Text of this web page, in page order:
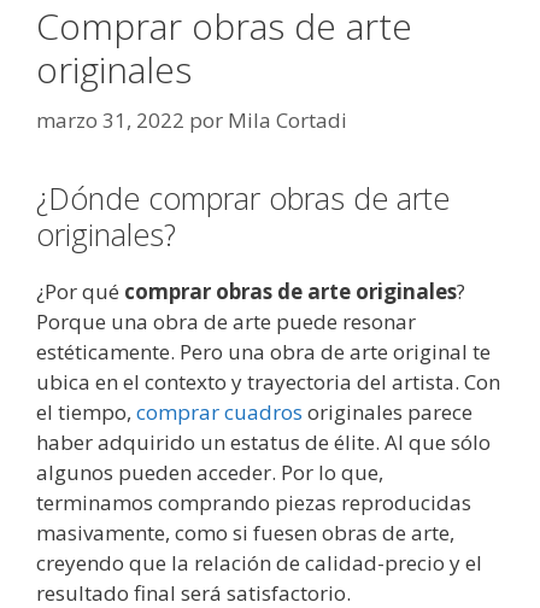
Comprar obras de arte
originales
marzo 31, 2022 por Mila Cortadi
¿Dónde comprar obras de arte
originales?
¿Por qué comprar obras de arte originales?
Porque una obra de arte puede resonar
estéticamente. Pero una obra de arte original te
ubica en el contexto y trayectoria del artista. Con
el tiempo, comprar cuadros originales parece
haber adquirido un estatus de élite. Al que sólo
algunos pueden acceder. Por lo que,
terminamos comprando piezas reproducidas
masivamente, como si fuesen obras de arte,
creyendo que la relación de calidad-precio y el
resultado final será satisfactorio.